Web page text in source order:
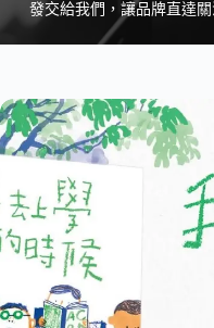
發交給我們，讓品牌直達關